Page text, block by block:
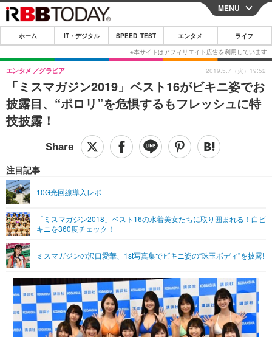
CLOSE
ホーム
IT・デジタル
IT・デジタルTOP スマートフォン
ショッピング その他
SPEED TEST
エンタメ
エンタメTOP 映画・ドラマ
音楽
グラビア ブログ
ペット
その他
リリース一覧
プッシュ通知の停止方法
MENU
ホーム IT・デジタル SPEED TEST エンタメ ライフ
「ミスマガジン2019」ベスト16がビキニ姿でお
披露目、“ポロリ”を危惧するもフレッシュに特
技披露！
エンタメ グラビア
注目記事
10G光回線導入レポ
「ミスマガジン2018」ベスト16の水着美女たちに取り囲まれる！白ビ
キニを360度チェック！
ミスマガジンの沢口愛華、1st写真集でビキニ姿の“珠玉ボディ”を披露!
2019.5.7（火）19:52